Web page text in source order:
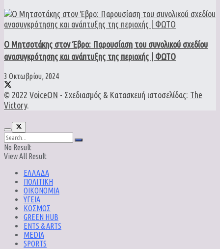
Ο Μητσοτάκης στον Έβρο: Παρουσίαση του συνολικού σχεδίου
ανασυγκρότησης και ανάπτυξης της περιοχής | ΦΩΤΟ
3 Οκτωβρίου, 2024
© 2022 VoiceON - Σχεδιασμός & Κατασκευή ιστοσελίδας: The
Victory.
No Result
View All Result
ΕΛΛΑΔΑ
ΠΟΛΙΤΙΚΗ
ΟΙΚΟΝΟΜΙΑ
ΥΓΕΙΑ
ΚΟΣΜΟΣ
GREEN HUB
ENTS & ARTS
MEDIA
SPORTS